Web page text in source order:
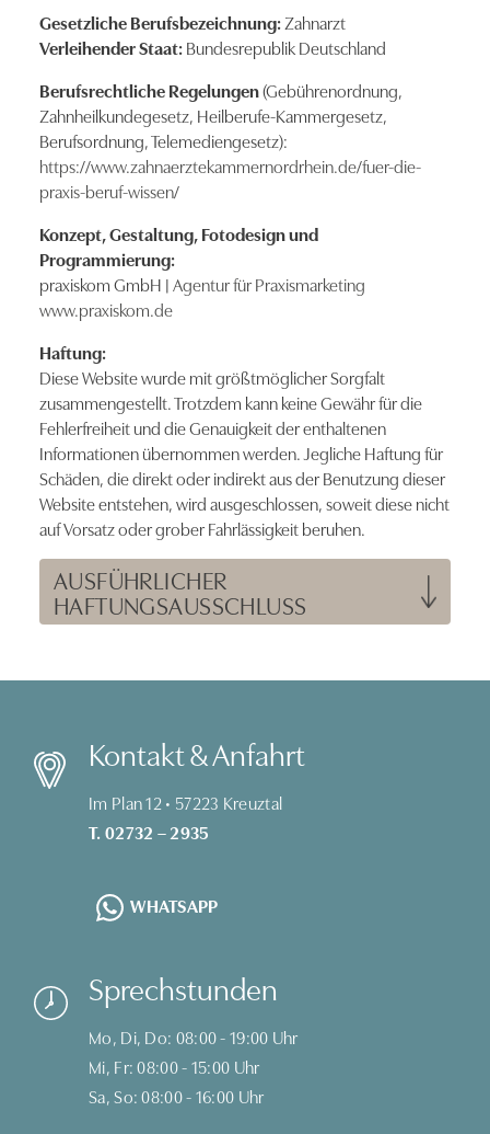
Gesetzliche Berufsbezeichnung:Zahnarzt
Verleihender Staat:Bundesrepublik Deutschland
Berufsrechtliche Regelungen(Gebührenordnung,
Zahnheilkundegesetz, Heilberufe-Kammergesetz,
Berufsordnung, Telemediengesetz):
https://www.zahnaerztekammernordrhein.de/fuer-die-
praxis-beruf-wissen/
Konzept, Gestaltung, Fotodesign und
Programmierung:
praxiskom GmbH |Agentur für Praxismarketing
www.praxiskom.de
Haftung:
Diese Website wurde mit größtmöglicher Sorgfalt
zusammengestellt. Trotzdem kann keine Gewähr für die
Fehlerfreiheit und die Genauigkeit der enthaltenen
Informationen übernommen werden. Jegliche Haftung für
Schäden, die direkt oder indirekt aus der Benutzung dieser
Website entstehen, wird ausgeschlossen, soweit diese nicht
auf Vorsatz oder grober Fahrlässigkeit beruhen.
AUSFÜHRLICHER
HAFTUNGSAUSSCHLUSS
Kontakt & Anfahrt
Im Plan 12 • 57223 Kreuztal
T. 02732 – 2935
WHATSAPP
Sprechstunden
Mo, Di, Do: 08:00 - 19:00 Uhr
Mi, Fr: 08:00 - 15:00 Uhr
Sa, So: 08:00 - 16:00 Uhr